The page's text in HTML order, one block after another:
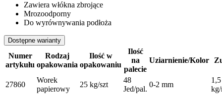
Zawiera włókna zbrojące
Mrozoodporny
Do wyrównywania podłoża
Dostępne warianty
Numer
artykułu
Rodzaj
opakowania
Ilość w
opakowaniu
Ilość
na
palecie
Uziarnienie/Kolor
27860
Worek
papierowy
25 kg/szt
48
Jed/pal.
0-2 mm
1,5
kg/